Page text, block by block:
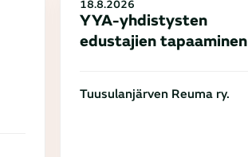
18.8.2026
YYA-yhdistysten
edustajien tapaaminen
Tuusulanjärven Reuma ry.